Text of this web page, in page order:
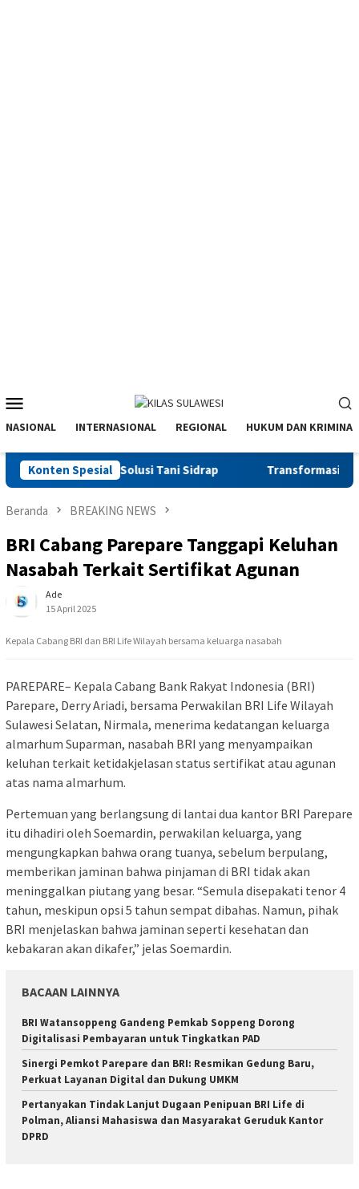
Mobile
NASIONAL INTERNASIONAL REGIONAL HUKUM DAN KRIMINAL
Konten Spesial
Bright Gas Jadi Solusi Tani Sidrap Transformasi PWI
Beranda BREAKING NEWS
BRI Cabang Parepare Tanggapi Keluhan
Nasabah Terkait Sertifikat Agunan
Ade
15 April 2025
Kepala Cabang BRI dan BRI Life Wilayah bersama keluarga nasabah
PAREPARE– Kepala Cabang Bank Rakyat Indonesia (BRI)
Parepare, Derry Ariadi, bersama Perwakilan BRI Life Wilayah
Sulawesi Selatan, Nirmala, menerima kedatangan keluarga
almarhum Suparman, nasabah BRI yang menyampaikan
keluhan terkait ketidakjelasan status sertifikat atau agunan
atas nama almarhum.
Pertemuan yang berlangsung di lantai dua kantor BRI Parepare
itu dihadiri oleh Soemardin, perwakilan keluarga, yang
mengungkapkan bahwa orang tuanya, sebelum berpulang,
memberikan jaminan bahwa pinjaman di BRI tidak akan
meninggalkan piutang yang besar. “Semula disepakati tenor 4
tahun, meskipun opsi 5 tahun sempat dibahas. Namun, pihak
BRI menjelaskan bahwa jaminan seperti kesehatan dan
kebakaran akan dikafer,” jelas Soemardin.
BACAAN LAINNYA
BRI Watansoppeng Gandeng Pemkab Soppeng Dorong
Digitalisasi Pembayaran untuk Tingkatkan PAD
Sinergi Pemkot Parepare dan BRI: Resmikan Gedung Baru,
Perkuat Layanan Digital dan Dukung UMKM
Pertanyakan Tindak Lanjut Dugaan Penipuan BRI Life di
Polman, Aliansi Mahasiswa dan Masyarakat Geruduk Kantor
DPRD